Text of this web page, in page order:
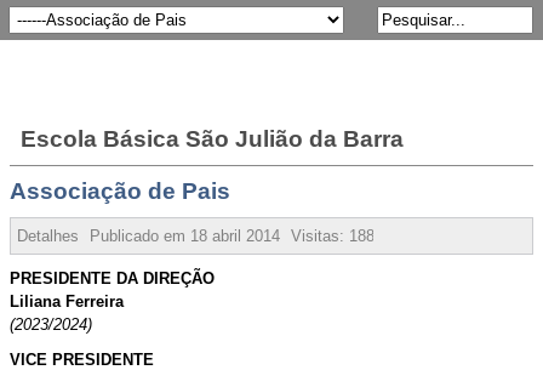
Escola Básica São Julião da Barra
Associação de Pais
Detalhes Publicado em 18 abril 2014 Visitas: 188544
PRESIDENTE DA DIREÇÃO
Liliana Ferreira
(2023/2024)
VICE PRESIDENTE